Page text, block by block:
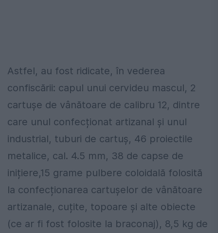
Astfel, au fost ridicate, în vederea
confiscării: capul unui cervideu mascul, 2
cartușe de vânătoare de calibru 12, dintre
care unul confecționat artizanal și unul
industrial, tuburi de cartuș, 46 proiectile
metalice, cal. 4.5 mm, 38 de capse de
inițiere,15 grame pulbere coloidală folosită
la confecționarea cartușelor de vânătoare
artizanale, cuțite, topoare și alte obiecte
(ce ar fi fost folosite la braconaj), 8,5 kg de